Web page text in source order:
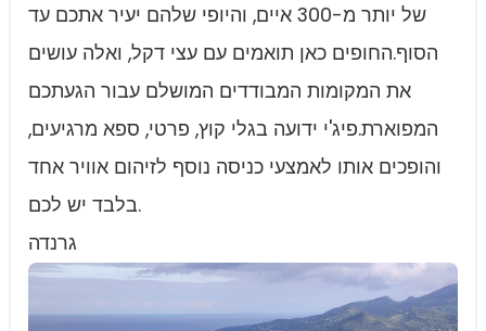
של יותר מ-300 איים, והיופי שלהם יעיר אתכם עד
הסוף.החופים כאן תואמים עם עצי דקל, ואלה עושים
את המקומות המבודדים המושלם עבור הגעתכם
המפוארת.פיג'י ידועה בגלי קוץ, פרטי, ספא מרגיעים,
והופכים אותו לאמצעי כניסה נוסף לזיהום אוויר אחד
בלבד יש לכם.
גרנדה